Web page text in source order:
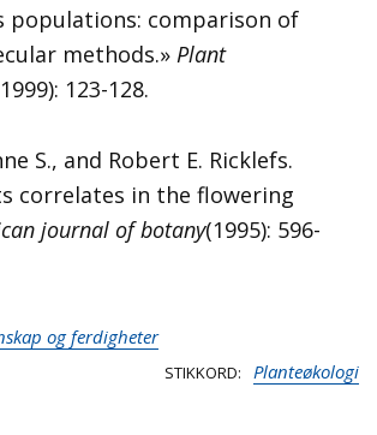
populations: comparison of
methods.» Plant
123-128.
S., and Robert E. Ricklefs.
correlates in the flowering
journal of botany(1995): 596-
og ferdigheter
STIKKORD Planteøkologi